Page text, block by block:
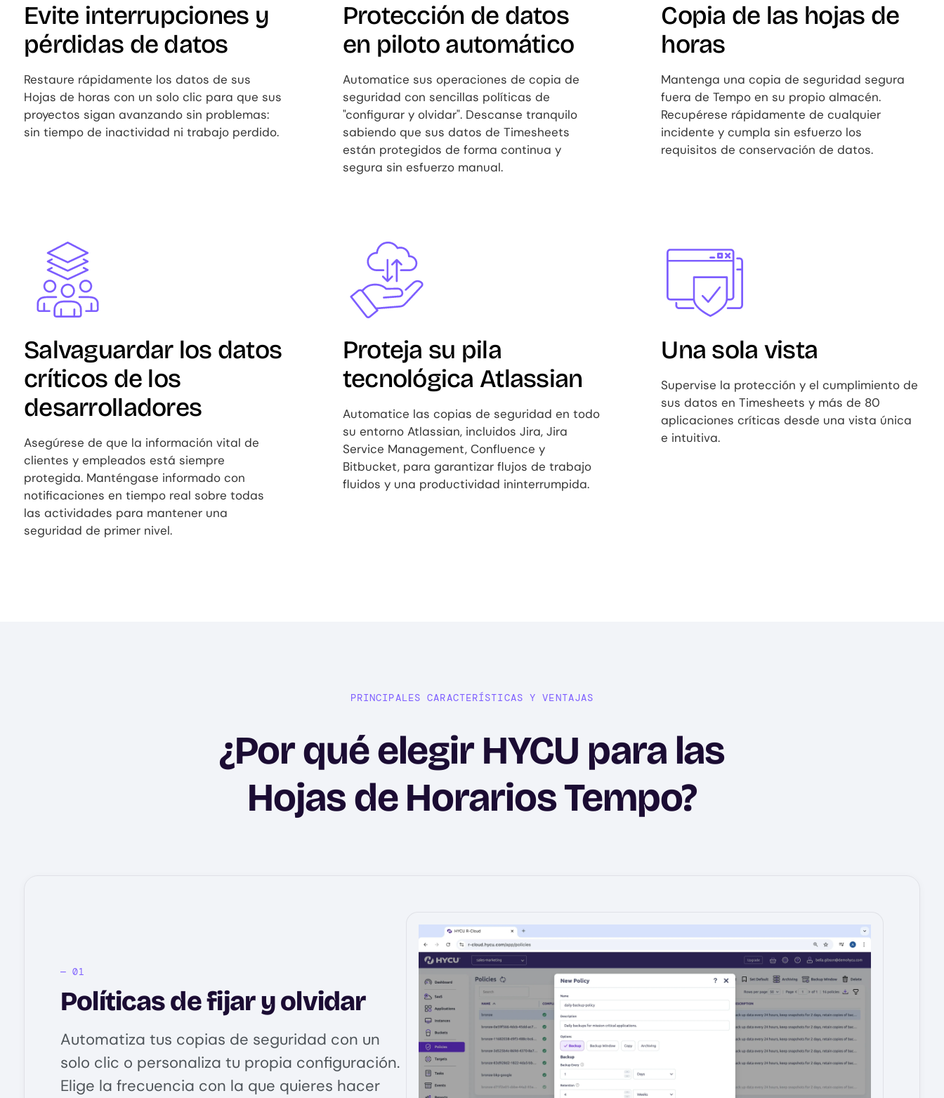
Evite interrupciones y
pérdidas de datos
Restaure rápidamente los datos de sus
Hojas de horas con un solo clic para que sus
proyectos sigan avanzando sin problemas:
sin tiempo de inactividad ni trabajo perdido.
Protección de datos
en piloto automático
Automatice sus operaciones de copia de
seguridad con sencillas políticas de
"configurar y olvidar". Descanse tranquilo
sabiendo que sus datos de Timesheets
están protegidos de forma continua y
segura sin esfuerzo manual.
Copia de las hojas de
horas
Mantenga una copia de seguridad segura
fuera de Tempo en su propio almacén.
Recupérese rápidamente de cualquier
incidente y cumpla sin esfuerzo los
requisitos de conservación de datos.
Image
Salvaguardar los datos
críticos de los
desarrolladores
Asegúrese de que la información vital de
clientes y empleados está siempre
protegida. Manténgase informado con
notificaciones en tiempo real sobre todas
las actividades para mantener una
seguridad de primer nivel.
Proteja su pila
tecnológica Atlassian
Automatice las copias de seguridad en todo
su entorno Atlassian, incluidos Jira, Jira
Service Management, Confluence y
Bitbucket, para garantizar flujos de trabajo
fluidos y una productividad ininterrumpida.
Una sola vista
Supervise la protección y el cumplimiento de
sus datos en Timesheets y más de 80
aplicaciones críticas desde una vista única
e intuitiva.
PRINCIPALES CARACTERÍSTICAS Y VENTAJAS
¿Por qué elegir HYCU para las
Hojas de Horarios Tempo?
Políticas de fijar y olvidar
Automatiza tus copias de seguridad con un
solo clic o personaliza tu propia configuración.
Elige la frecuencia con la que quieres hacer
Image